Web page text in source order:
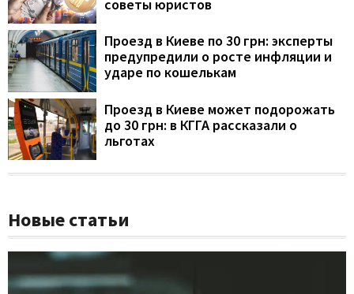
советы юристов
Проезд в Киеве по 30 грн: эксперты
предупредили о росте инфляции и
ударе по кошелькам
Проезд в Киеве может подорожать
до 30 грн: в КГГА рассказали о
льготах
Новые статьи